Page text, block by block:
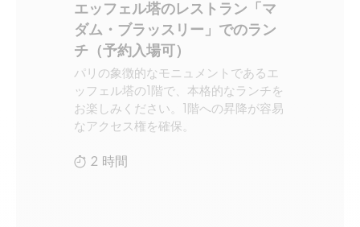
エッフェル塔のレストラン「マ
ダム・ブラッスリー」でのラン
チ（予約入場可）
パリの象徴的なモニュメントであるエ
ッフェル塔の1階で、本格的なランチを
お楽しみください。1階への昇降が容易
なアクセス権を確保。
2 時間